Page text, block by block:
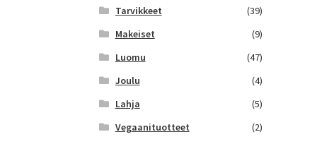
Tarvikkeet
(39)
Makeiset
(9)
Luomu
(47)
Joulu
(4)
Lahja
(5)
Vegaanituotteet
(2)